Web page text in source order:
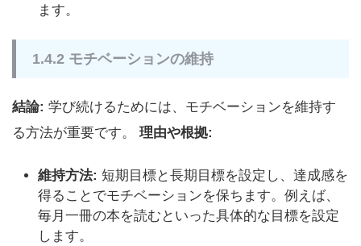
ます。
1.4.2 モチベーションの維持
結論: 学び続けるためには、モチベーションを維持す
る方法が重要です。 理由や根拠:
維持方法: 短期目標と長期目標を設定し、達成感を
得ることでモチベーションを保ちます。例えば、
毎月一冊の本を読むといった具体的な目標を設定
します。